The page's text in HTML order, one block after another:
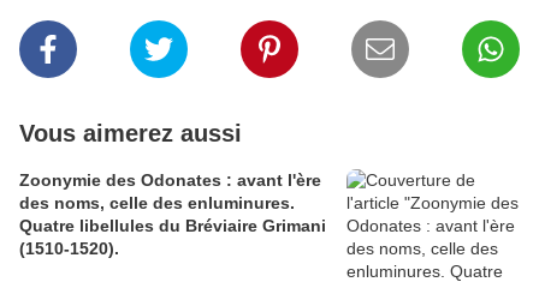
Vous aimerez aussi
Zoonymie des Odonates : avant l'ère
des noms, celle des enluminures.
Quatre libellules du Bréviaire Grimani
(1510-1520).